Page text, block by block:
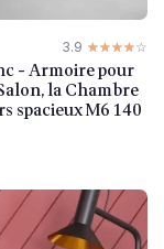
3.9 ☆☆☆☆☆
★★★★★
- Armoire pour
la Chambre
spacieux M6 140